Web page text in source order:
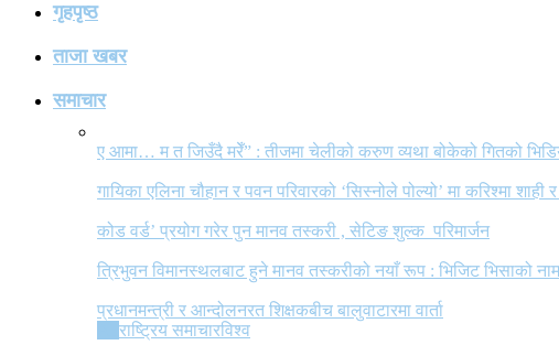
गृहपृष्ठ
ताजा खबर
समाचार
ए आमा… म त जिउँदै मरेँ” : तीजमा चेलीको करुण व्यथा बोकेको गितको
गायिका एलिना चौहान र पवन परिवारको ‘सिस्नोले पोल्यो’ मा करिश्मा
कोड वर्ड’ प्रयोग गरेर पुन मानव तस्करी , सेटिङ शुल्क परिमार्जन
त्रिभुवन विमानस्थलबाट हुने मानव तस्करीको नयाँ रूप : भिजिट भिसाको
प्रधानमन्त्री र आन्दोलनरत शिक्षकबीच बालुवाटारमा वार्ता
राष्ट्रिय समाचारविश्व